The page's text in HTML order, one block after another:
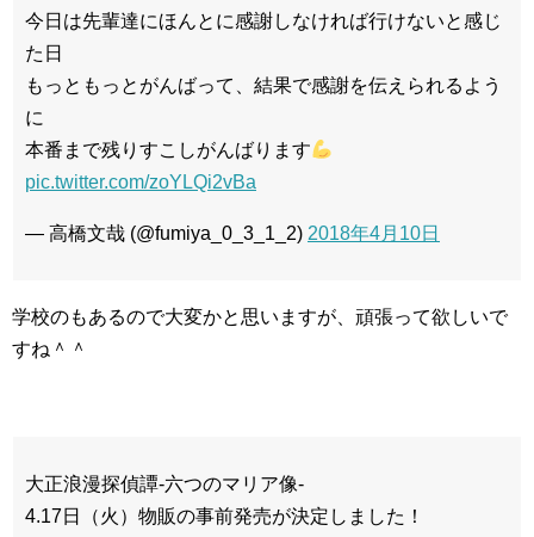
今日は先輩達にほんとに感謝しなければ行けないと感じ
た日
もっともっとがんばって、結果で感謝を伝えられるよう
に
本番まで残りすこしがんばります
pic.twitter.com/zoYLQi2vBa
— 高橋文哉 (@fumiya_0_3_1_2) 2018年4月10日
学校のもあるので大変かと思いますが、頑張って欲しいで
すね＾＾
大正浪漫探偵譚-六つのマリア像-
4.17日（火）物販の事前発売が決定しました！